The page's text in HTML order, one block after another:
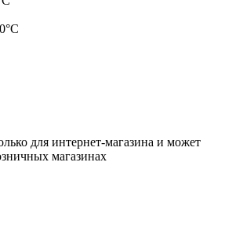
для интернет-магазина и может
магазинах